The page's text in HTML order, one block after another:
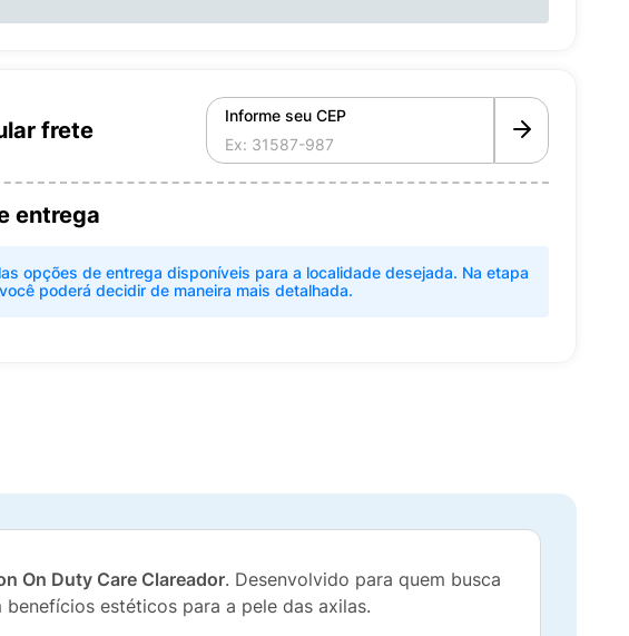
frete
Informe seu CEP
entrega
opções de entrega disponíveis para a localidade desejada. Na etapa
poderá decidir de maneira mais detalhada.
On Duty Care Clareador. Desenvolvido para quem busca
estéticos para a pele das axilas.